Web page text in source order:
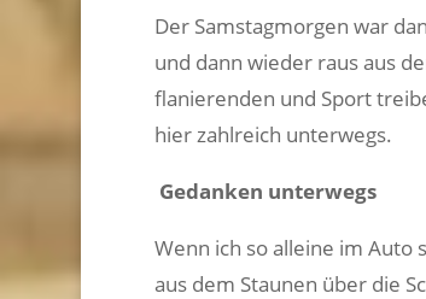
Der Samstagmorgen war
und dann wieder raus aus
flanierenden und Sport
hier zahlreich unterwegs.
Gedanken unterwegs
Wenn ich so alleine im Auto
aus dem Staunen über die